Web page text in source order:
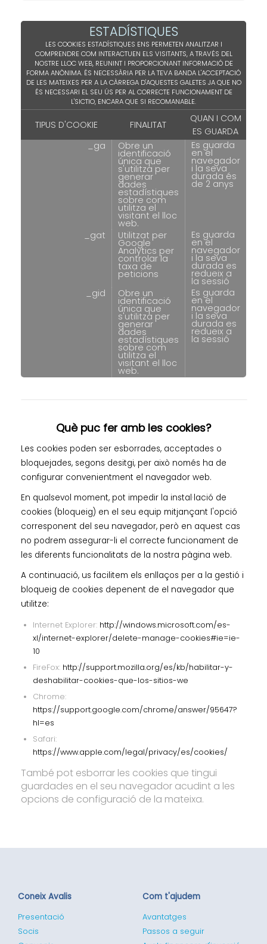
ESTADÍSTIQUES
LES COOKIES ESTADÍSTIQUES ENS PERMETEN ANALITZAR I
COMPRENDRE COM INTERACTUEN ELS VISITANTS, A TRAVÉS DEL
NOSTRE LLOC WEB, REUNINT I PROPORCIONANT INFORMACIÓ DE
FORMA ANÒNIMA. ÉS NECESSÀRIA PER LA TEVA BANDA L'ACCEPTACIÓ
DE LES MATEIXES PER A LA CÀRREGA D'AQUESTES GALETES JA QUE NO
ÉS NECESSARI EL SEU ÚS PER AL CORRECTE FUNCIONAMENT DE
L'SICTIO, ENCARA QUE SI RECOMANABLE.
TIPUS D'COOKIE FINALITAT
QUAN I COM
ES GUARDA
_ga
Obre un
identificació
única que
s'utilitza per
generar
dades
estadístiques
sobre com
utilitza el
visitant el lloc
web.
Es guarda
en el
navegador
i la seva
durada és
de 2 anys
_gat Utilitzat per
Google
Analytics per
controlar la
taxa de
peticions
Es guarda
en el
navegador
i la seva
durada es
redueix a
la sessió
_gid
Obre un
identificació
única que
s'utilitza per
generar
dades
estadístiques
sobre com
utilitza el
visitant el lloc
web.
Es guarda
en el
navegador
i la seva
durada es
redueix a
la sessió
Què puc fer amb les cookies?
Les cookies poden ser esborrades, acceptades o
bloquejades, segons desitgi, per això només ha de
configurar convenientment el navegador web.
En qualsevol moment, pot impedir la instal·lació de
cookies (bloqueig) en el seu equip mitjançant l'opció
corresponent del seu navegador, però en aquest cas
no podrem assegurar-li el correcte funcionament de
les diferents funcionalitats de la nostra pàgina web.
A continuació, us facilitem els enllaços per a la gestió i
bloqueig de cookies depenent de el navegador que
utilitze:
Internet Explorer: http://windows.microsoft.com/es-
xl/internet-explorer/delete-manage-cookies#ie=ie-
10
FireFox: http://support.mozilla.org/es/kb/habilitar-y-
deshabilitar-cookies-que-los-sitios-we
Chrome:
https://support.google.com/chrome/answer/95647?
hl=es
Safari:
https://www.apple.com/legal/privacy/es/cookies/
També pot esborrar les cookies que tingui
guardades en el seu navegador acudint a les
opcions de configuració de la mateixa.
Coneix Avalis
Presentació
Socis
Com t'ajudem
Avantatges
Passos a seguir